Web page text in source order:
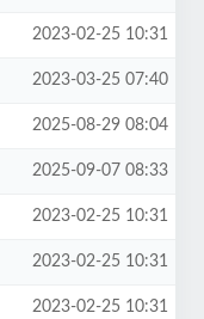
2023-02-25 10:31
2023-03-25 07:40
2025-08-29 08:04
2025-09-07 08:33
2023-02-25 10:31
2023-02-25 10:31
2023-02-25 10:31